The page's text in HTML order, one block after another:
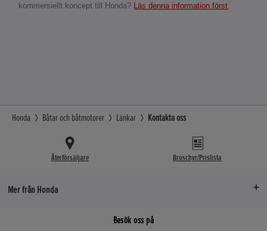
kommersiellt koncept till Honda?
Läs denna information först
Honda Båtar och båtmotorer Länkar Kontakta oss
Återförsäljare Broschyr/Prislista
Mer från Honda
Besök oss på